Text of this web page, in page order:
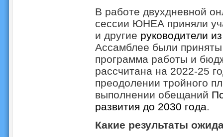
В работе двухдневной
сессии ЮНЕА приняли
и другие руководители
Ассамблее были
программа работы и
рассчитана на 2022-25
преодолении тройного
выполнении обещаний
развития до 2030 года.
Какие результаты